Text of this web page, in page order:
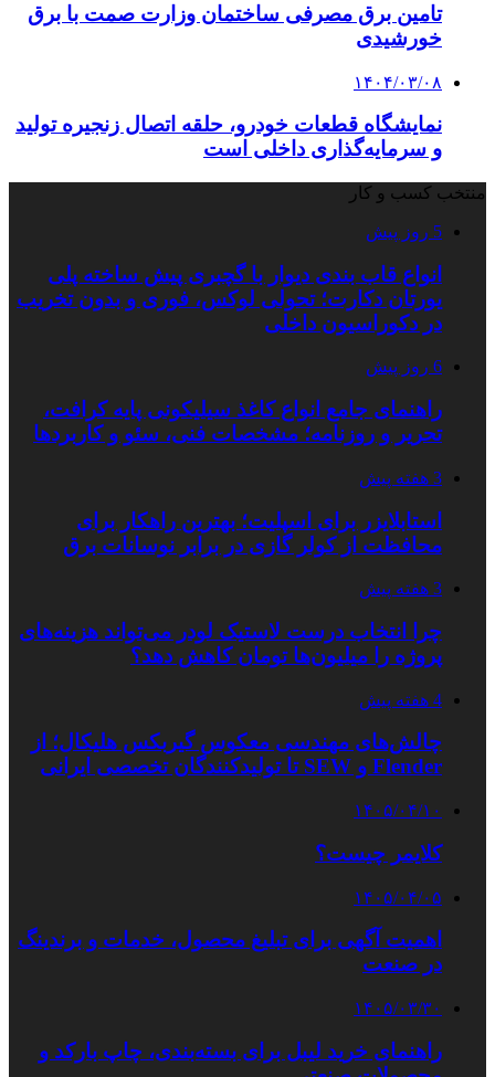
تامین برق مصرفی ساختمان وزارت صمت با برق
خورشیدی
۱۴۰۴/۰۳/۰۸
نمایشگاه قطعات خودرو، حلقه اتصال زنجیره تولید
و سرمایه‌گذاری داخلی است
منتخب کسب و کار
5 روز پیش
انواع قاب بندی دیوار با گچبری پیش ساخته پلی
یورتان دکارت؛ تحولی لوکس، فوری و بدون تخریب
در دکوراسیون داخلی
6 روز پیش
راهنمای جامع انواع کاغذ سیلیکونی پایه کرافت،
تحریر و روزنامه؛ مشخصات فنی، سئو و کاربردها
3 هفته پیش
استابلایزر برای اسپلیت؛ بهترین راهکار برای
محافظت از کولر گازی در برابر نوسانات برق
3 هفته پیش
چرا انتخاب درست لاستیک لودر می‌تواند هزینه‌های
پروژه را میلیون‌ها تومان کاهش دهد؟
4 هفته پیش
چالش‌های مهندسی معکوس گیربکس هلیکال؛ از
Flender و SEW تا تولیدکنندگان تخصصی ایرانی
۱۴۰۵/۰۴/۱۰
کلایمر چیست؟
۱۴۰۵/۰۴/۰۵
اهمیت آگهی برای تبلیغ محصول، خدمات و برندینگ
در صنعت
۱۴۰۵/۰۳/۳۰
راهنمای خرید لیبل برای بسته‌بندی، چاپ بارکد و